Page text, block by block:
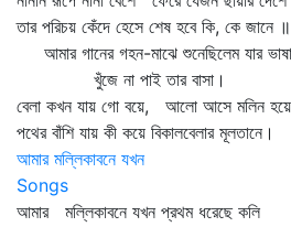
তার পরিচয় কেঁদে হেসে শেষ হবে কি, কে জানে ॥
আমার গানের গহন-মাঝে শুনেছিলেম যার ভাষা
খুঁজে না পাই তার বাসা।
বেলা কখন যায় গো বয়ে, আলো আসে মলিন
পথের বাঁশি যায় কী কয়ে বিকালবেলার মূলতানে।
আমার মল্লিকাবনে যখন
Songs
আমার মল্লিকাবনে যখন প্রথম ধরেছে কলি